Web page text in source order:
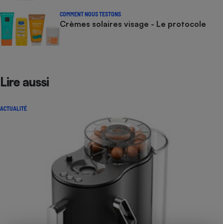
COMMENT NOUS TESTONS
Crèmes solaires visage - Le protocole
Lire aussi
ACTUALITÉ